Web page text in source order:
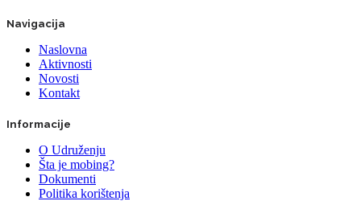
Navigacija
Naslovna
Aktivnosti
Novosti
Kontakt
Informacije
O Udruženju
Šta je mobing?
Dokumenti
Politika korištenja